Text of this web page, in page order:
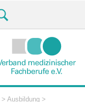
> Ausbildung >